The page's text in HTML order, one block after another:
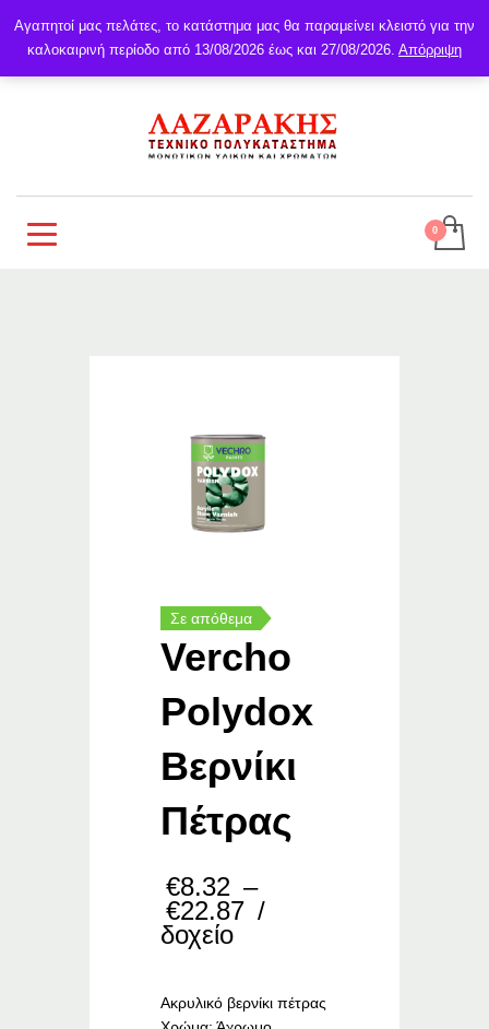
Σε απόθεμα
Vercho
Polydox
Βερνίκι
Πέτρας
€8.32 –
€22.87 Price
€22.87
/
δοχείο
Ακρυλικό βερνίκι πέτρας
Αγαπητοί μας πελάτες, το κατάστημα μας θα παραμείνει κλειστό για την
καλοκαιρινή περίοδο από 13/08/2026 έως και 27/08/2026. Απόρριψη